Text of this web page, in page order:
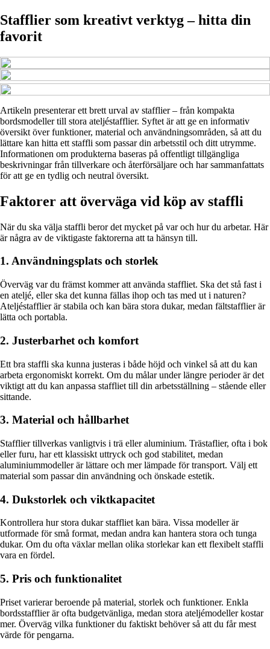
Stafflier som kreativt verktyg – hitta din
favorit
Artikeln presenterar ett brett urval av stafflier – från kompakta
bordsmodeller till stora ateljéstafflier. Syftet är att ge en informativ
översikt över funktioner, material och användningsområden, så att du
lättare kan hitta ett staffli som passar din arbetsstil och ditt utrymme.
Informationen om produkterna baseras på offentligt tillgängliga
beskrivningar från tillverkare och återförsäljare och har sammanfattats
för att ge en tydlig och neutral översikt.
Faktorer att överväga vid köp av staffli
När du ska välja staffli beror det mycket på var och hur du arbetar. Här
är några av de viktigaste faktorerna att ta hänsyn till.
1. Användningsplats och storlek
Överväg var du främst kommer att använda staffliet. Ska det stå fast i
en ateljé, eller ska det kunna fällas ihop och tas med ut i naturen?
Ateljéstafflier är stabila och kan bära stora dukar, medan fältstafflier är
lätta och portabla.
2. Justerbarhet och komfort
Ett bra staffli ska kunna justeras i både höjd och vinkel så att du kan
arbeta ergonomiskt korrekt. Om du målar under längre perioder är det
viktigt att du kan anpassa staffliet till din arbetsställning – stående eller
sittande.
3. Material och hållbarhet
Stafflier tillverkas vanligtvis i trä eller aluminium. Trästaflier, ofta i bok
eller furu, har ett klassiskt uttryck och god stabilitet, medan
aluminiummodeller är lättare och mer lämpade för transport. Välj ett
material som passar din användning och önskade estetik.
4. Dukstorlek och viktkapacitet
Kontrollera hur stora dukar staffliet kan bära. Vissa modeller är
utformade för små format, medan andra kan hantera stora och tunga
dukar. Om du ofta växlar mellan olika storlekar kan ett flexibelt staffli
vara en fördel.
5. Pris och funktionalitet
Priset varierar beroende på material, storlek och funktioner. Enkla
bordsstafflier är ofta budgetvänliga, medan stora ateljémodeller kostar
mer. Överväg vilka funktioner du faktiskt behöver så att du får mest
värde för pengarna.